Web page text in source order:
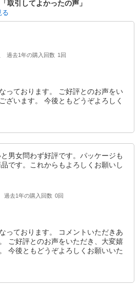
取引してよかったの声」
る
過去1年の購入回数 1回
っております。 ご好評とのお声をい
ざいます。 今後ともどうぞよろしく
男女問わず好評です。パッケージも
です。これからもよろしくお願いし
過去1年の購入回数 0回
っております。 コメントいただきあ
ご好評とのお声をいただき、大変嬉
今後ともどうぞよろしくお願いいた